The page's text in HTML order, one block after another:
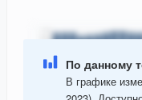
По данному
В графике